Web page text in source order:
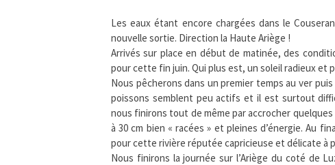
Les eaux étant encore chargées dans le
nouvelle sortie. Direction la Haute Ariège !
Arrivés sur place en début de matinée, des
pour cette fin juin. Qui plus est, un soleil radieux et
Nous pêcherons dans un premier temps au ver
poissons semblent peu actifs et il est surtout
nous finirons tout de même par accrocher
à 30 cm bien « racées » et pleines d’énergie. Au
pour cette rivière réputée capricieuse et délicate à
Nous finirons la journée sur l’Ariège du coté de